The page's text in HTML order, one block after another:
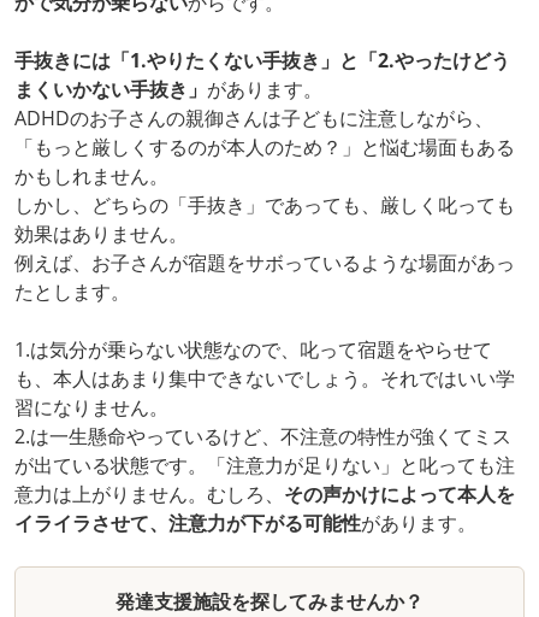
手抜きには「1.やりたくない手抜き」と「2.やったけどう
まくいかない手抜き」 があります。
ADHDのお子さんの親御さんは子どもに注意しながら、
「もっと厳しくするのが本人のため？」と悩む場面もある
かもしれません。
しかし、どちらの「手抜き」であっても、厳しく叱っても
効果はありません。
例えば、お子さんが宿題をサボっているような場面があっ
たとします。
1.は気分が乗らない状態なので、叱って宿題をやらせて
も、本人はあまり集中できないでしょう。それではいい学
習になりません。
2.は一生懸命やっているけど、不注意の特性が強くてミス
が出ている状態です。「注意力が足りない」と叱っても注
意力は上がりません。むしろ、 その声かけによって本人を
イライラさせて、注意力が下がる可能性があります。
発達支援施設を探してみませんか？